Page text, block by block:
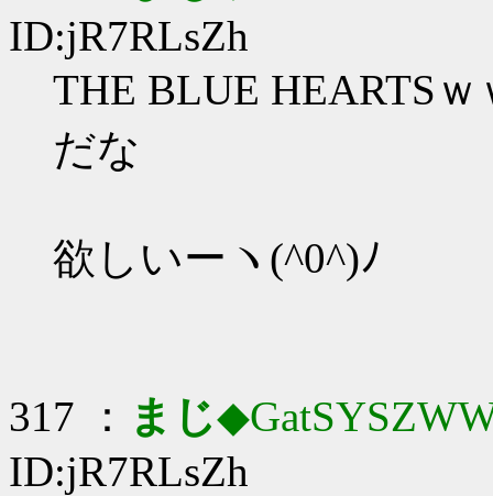
ID:jR7RLsZh
THE BLUE HEARTS
だな
欲しいーヽ(^0^)ﾉ
317 ： まじ
ID:jR7RLsZh